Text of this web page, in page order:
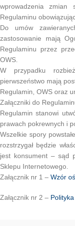
wprowadzenia zmian
Regulaminu
Do umów
zastosowanie mają
Regulaminu przez
OWS.
W przypadku
pierwszeństwo mają
Regulamin, OWS oraz
Załączniki do
Regulamin stanowi
prawach pokrewnych i
Wszelkie spory
rozstrzygał będzie
jest konsument – sąd
Sklepu Internetowego.
Załącznik nr 1 – Wzór
Załącznik nr 2 –